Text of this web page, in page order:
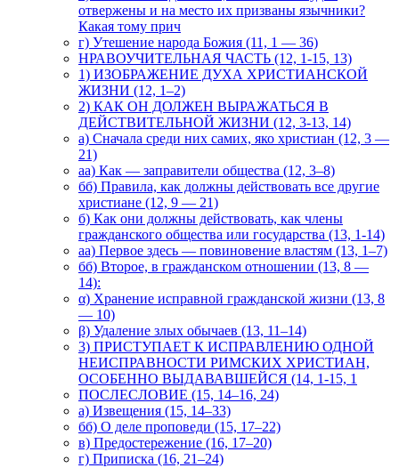
отвержены и на место их призваны язычники?
Какая тому прич
г) Утешение народа Божия (11, 1 — 36)
НРАВОУЧИТЕЛЬНАЯ ЧАСТЬ (12, 1-15, 13)
1) ИЗОБРАЖЕНИЕ ДУХА ХРИСТИАНСКОЙ
ЖИЗНИ (12, 1–2)
2) КАК ОН ДОЛЖЕН ВЫРАЖАТЬСЯ В
ДЕЙСТВИТЕЛЬНОЙ ЖИЗНИ (12, 3-13, 14)
а) Сначала среди них самих, яко христиан (12, 3 —
21)
аа) Как — заправители общества (12, 3–8)
бб) Правила, как должны действовать все другие
христиане (12, 9 — 21)
б) Как они должны действовать, как члены
гражданского общества или государства (13, 1-14)
аа) Первое здесь — повиновение властям (13, 1–7)
бб) Второе, в гражданском отношении (13, 8 —
14):
α) Хранение исправной гражданской жизни (13, 8
— 10)
β) Удаление злых обычаев (13, 11–14)
3) ПРИСТУПАЕТ К ИСПРАВЛЕНИЮ ОДНОЙ
НЕИСПРАВНОСТИ РИМСКИХ ХРИСТИАН,
ОСОБЕННО ВЫДАВАВШЕЙСЯ (14, 1-15, 1
ПОСЛЕСЛОВИЕ (15, 14–16, 24)
а) Извещения (15, 14–33)
бб) О деле проповеди (15, 17–22)
в) Предостережение (16, 17–20)
г) Приписка (16, 21–24)